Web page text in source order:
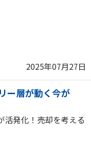
2025年07月27日
ー層が動く今が
活発化！売却を考える